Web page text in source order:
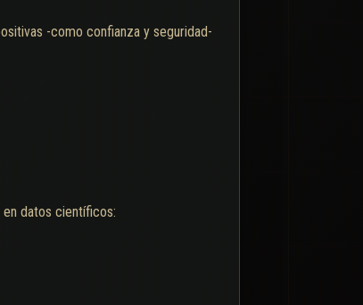
-como confianza y seguridad-
datos científicos: